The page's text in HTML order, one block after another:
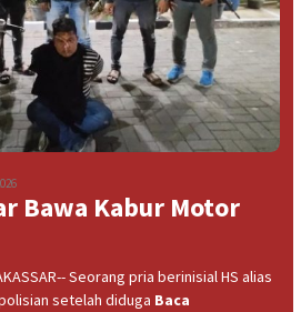
Bawa Kabur Motor
Seorang pria berinisial HS alias
setelah diduga Baca